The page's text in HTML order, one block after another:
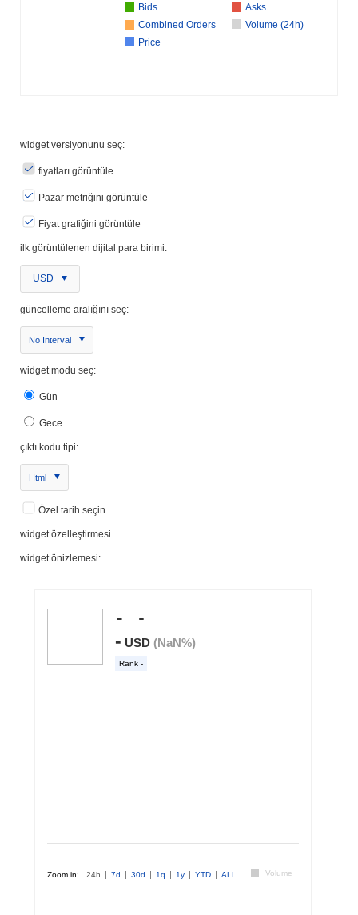
Bids
Asks
Combined Orders
Volume (24h)
Price
widget versiyonunu seç:
fiyatları görüntüle
Pazar metriğini görüntüle
Fiyat grafiğini görüntüle
ilk görüntülenen dijital para birimi:
USD
güncelleme aralığını seç:
No Interval
widget modu seç:
Gün
Gece
çıktı kodu tipi:
Html
Özel tarih seçin
widget özelleştirmesi
widget önizlemesi: